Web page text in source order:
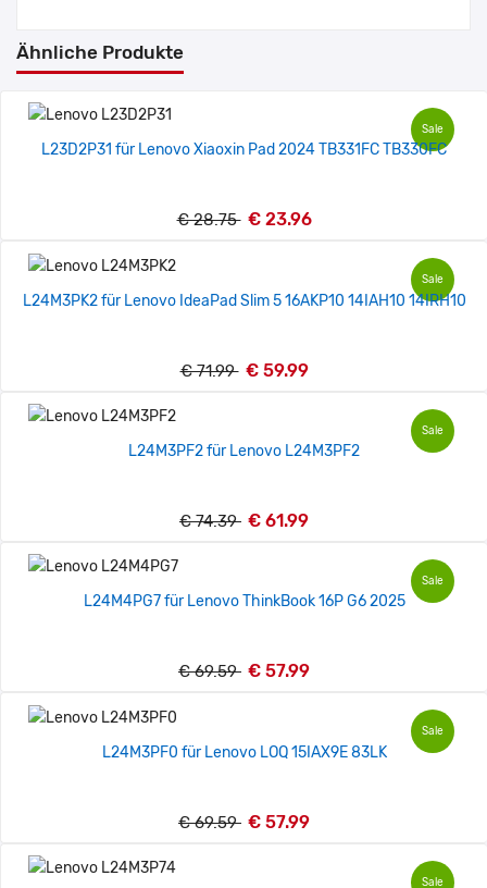
Ähnliche Produkte
Sale
L23D2P31 für Lenovo Xiaoxin Pad 2024 TB331FC TB330FC
€ 28.75 € 23.96
Sale
L24M3PK2 für Lenovo IdeaPad Slim 5 16AKP10 14IAH10 14IRH10
€ 71.99 € 59.99
Sale
L24M3PF2 für Lenovo L24M3PF2
€ 74.39 € 61.99
Sale
L24M4PG7 für Lenovo ThinkBook 16P G6 2025
€ 69.59 € 57.99
Sale
L24M3PF0 für Lenovo LOQ 15IAX9E 83LK
€ 69.59 € 57.99
Sale